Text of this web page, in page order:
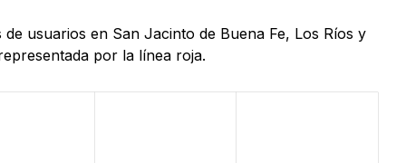
usuarios en San Jacinto de Buena Fe, Los Ríos y
por la línea roja.